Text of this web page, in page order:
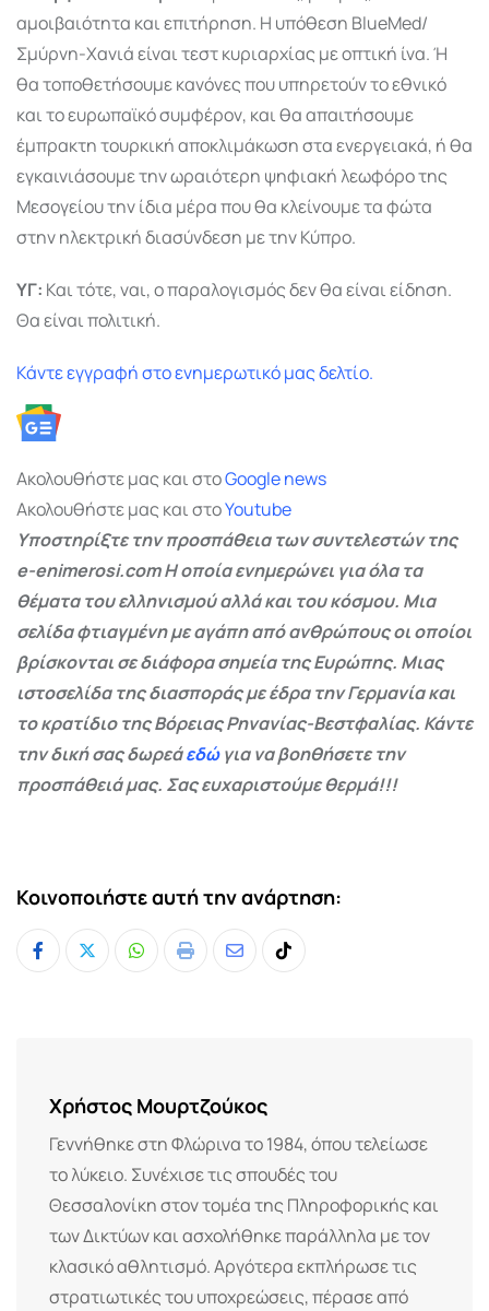
αμοιβαιότητα και επιτήρηση. Η υπόθεση BlueMed/
Σμύρνη-Χανιά είναι τεστ κυριαρχίας με οπτική ίνα. Ή
θα τοποθετήσουμε κανόνες που υπηρετούν το εθνικό
και το ευρωπαϊκό συμφέρον, και θα απαιτήσουμε
έμπρακτη τουρκική αποκλιμάκωση στα ενεργειακά, ή θα
εγκαινιάσουμε την ωραιότερη ψηφιακή λεωφόρο της
Μεσογείου την ίδια μέρα που θα κλείνουμε τα φώτα
στην ηλεκτρική διασύνδεση με την Κύπρο.
ΥΓ: Και τότε, ναι, ο παραλογισμός δεν θα είναι είδηση.
Θα είναι πολιτική.
Κάντε εγγραφή στο ενημερωτικό μας δελτίο.
Ακολουθήστε μας και στοGooglenews
Ακολουθήστε μας και στοYoutube
Υποστηρίξτε την προσπάθεια των συντελεστών της
e-enimerosi.com Η οποία ενημερώνει για όλα τα
θέματα του ελληνισμού αλλά και του κόσμου. Μια
σελίδα φτιαγμένη με αγάπη από ανθρώπους οι οποίοι
βρίσκονται σε διάφορα σημεία της Ευρώπης. Μιας
ιστοσελίδα της διασποράς με έδρα την Γερμανία και
το κρατίδιο της Βόρειας Ρηνανίας-Βεστφαλίας. Κάντε
την δική σας δωρεάεδώγια να βοηθήσετε την
προσπάθειά μας. Σας ευχαριστούμε θερμά!!!
Κοινοποιήστε αυτή την ανάρτηση:
Whatsapp
Print
ShareTiktok
Χρήστος Μουρτζούκος
Γεννήθηκε στη Φλώρινα το 1984, όπου τελείωσε
το λύκειο. Συνέχισε τις σπουδές του
Θεσσαλονίκη στον τομέα της Πληροφορικής και
των Δικτύων και ασχολήθηκε παράλληλα με τον
κλασικό αθλητισμό. Αργότερα εκπλήρωσε τις
στρατιωτικές του υποχρεώσεις, πέρασε από